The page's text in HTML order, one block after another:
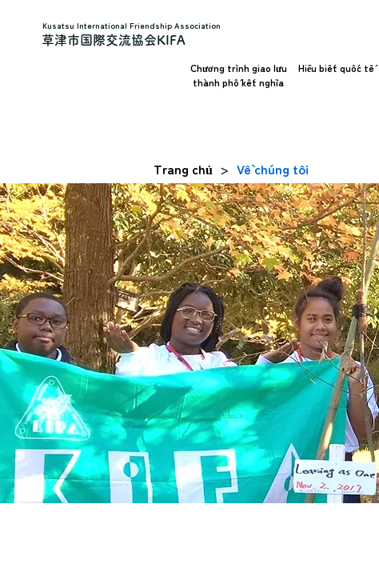
Kusatsu International Friendship Association
草津市国際交流協会KIFA
Chương trình giao lưu
thành phố kết nghĩa
Hiểu biết quốc tế
Trang chủ > Về chúng tôi